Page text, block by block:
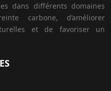
dans différents domaines
carbone, d’améliorer
et de favoriser un